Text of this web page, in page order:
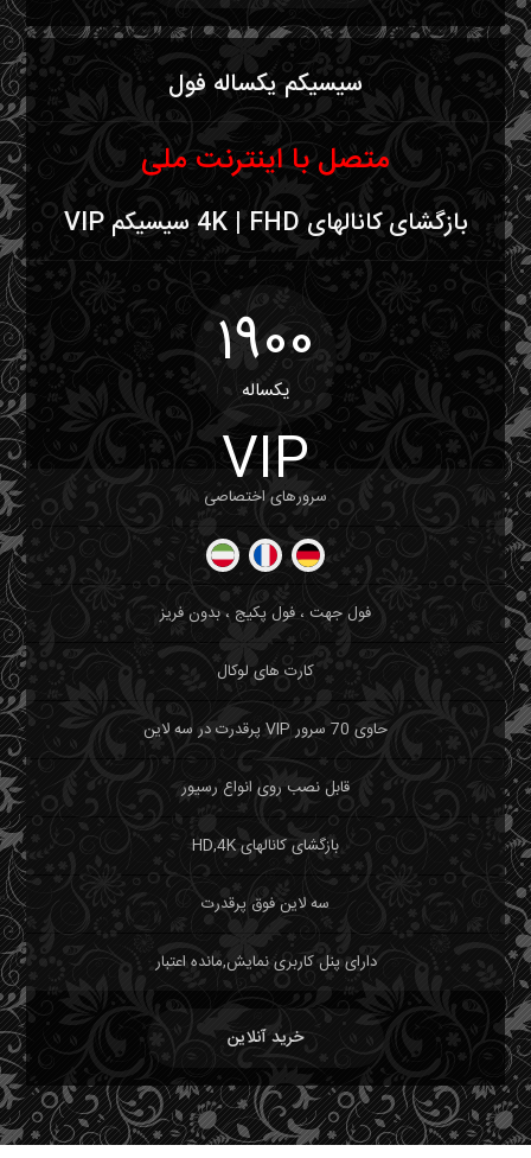
سیسیکم یکساله فول
متصل با اینترنت ملی
بازگشای کانالهای 4K | FHD سیسیکم VIP
1900
VIP
یکساله
سرورهای اختصاصی
فول جهت ، فول پکیج ، بدون فریز
کارت های لوکال
حاوی 70 سرور VIP پرقدرت در سه لاین
قابل نصب روی انواع رسیور
بازگشای کانالهای HD,4K
سه لاین فوق پرقدرت
دارای پنل کاربری نمایش,مانده اعتبار
خرید آنلاین